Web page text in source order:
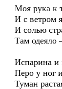
Моя рука к
И с ветром
И солью
Там одеяло
Испарина и
Перо у ног
Туман